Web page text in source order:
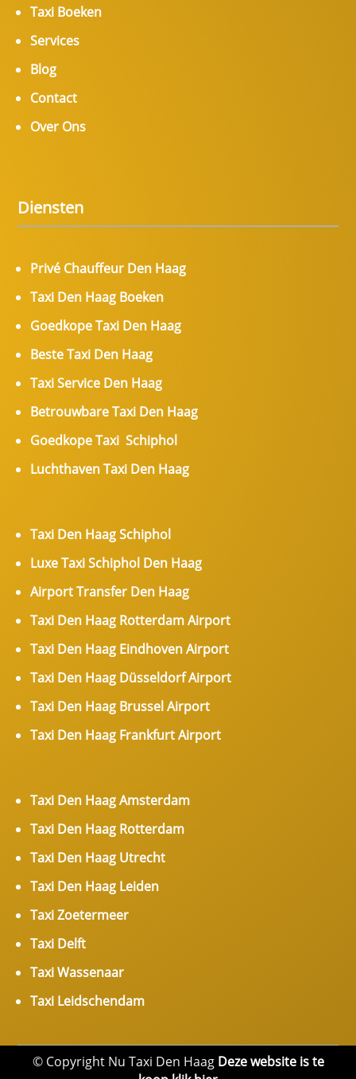
Taxi Boeken
Services
Blog
Contact
Over Ons
Diensten
Privé Chauffeur Den Haag
Taxi Den Haag Boeken
Goedkope Taxi Den Haag
Beste Taxi Den Haag
Taxi Service Den Haag
Betrouwbare Taxi Den Haag
Goedkope Taxi Schiphol
Luchthaven Taxi Den Haag
Taxi Den Haag Schiphol
Luxe Taxi Schiphol Den Haag
Airport Transfer Den Haag
Taxi Den Haag Rotterdam Airport
Taxi Den Haag Eindhoven Airport
Taxi Den Haag Düsseldorf Airport
Taxi Den Haag Brussel Airport
Taxi Den Haag Frankfurt Airport
Taxi Den Haag Amsterdam
Taxi Den Haag Rotterdam
Taxi Den Haag Utrecht
Taxi Den Haag Leiden
Taxi Zoetermeer
Taxi Delft
Taxi Wassenaar
Taxi Leidschendam
© Copyright Nu Taxi Den Haag Deze website is te